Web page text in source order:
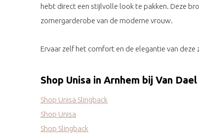
hebt direct een stijlvolle look te pakken. Deze
zomergarderobe van de moderne vrouw.
Ervaar zelf het comfort en de elegantie van deze
Shop Unisa in Arnhem bij Van
Shop Unisa Slingback
Shop Unisa
Shop Slingback